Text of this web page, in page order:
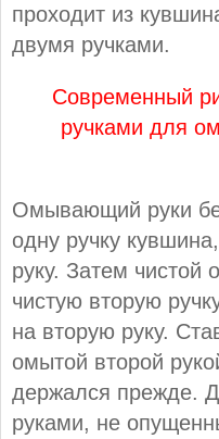
проходит из
двумя ручками.
Современный
ручками для
Омывающий руки
одну ручку
руку. Затем чистой
чистую вторую
на вторую руку.
омытой второй
держался прежде.
руками, не